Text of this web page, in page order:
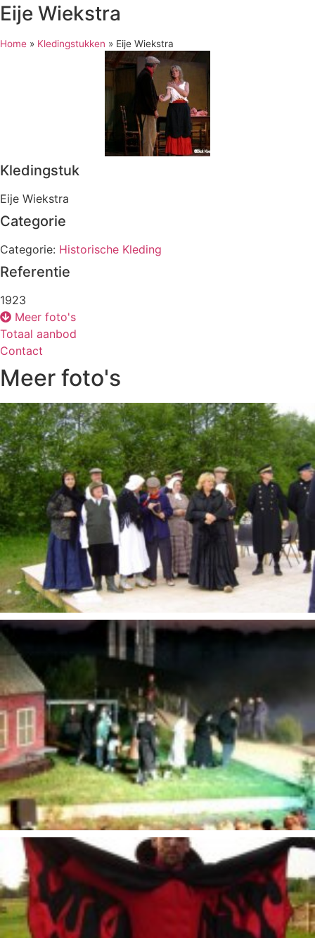
Eije Wiekstra
Home » Kledingstukken » Eije Wiekstra
Kledingstuk
Eije Wiekstra
Categorie
Categorie: Historische Kleding
Referentie
1923
Meer foto's
Totaal aanbod
Contact
Meer foto's